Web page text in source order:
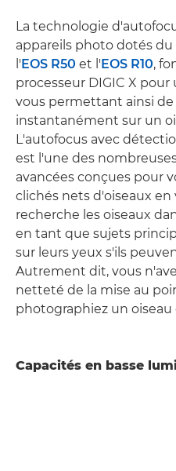
La technologie
appareils photo dotés du
l'EOS R50 et l'EOS R10,
processeur DIGIC X
vous permettant ainsi
instantanément sur un
L'autofocus avec
est l'une des
avancées conçues pour
clichés nets d'oiseaux en
recherche les oiseaux
en tant que sujets
sur leurs yeux s'ils
Autrement dit, vous
netteté de la mise au
photographiez un
Capacités en basse